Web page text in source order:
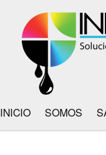
INICIO SOMOS